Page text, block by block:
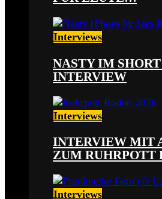
Interviews
NASTY IM
INTERVIEW
Interviews
INTERVIEW MIT
ZUM RUHRPOTT
Interviews